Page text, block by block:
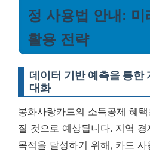
정 사용법 안내:
활용 전략
데이터 기반 예측을 통한
대화
봉화사랑카드의 소득공제 혜
질 것으로 예상됩니다. 지역
목적을 달성하기 위해, 카드